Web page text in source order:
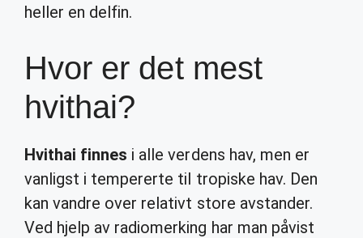
heller en delfin.
Hvor er det mest
hvithai?
Hvithai finnes i alle verdens hav, men er
vanligst i tempererte til tropiske hav. Den
kan vandre over relativt store avstander.
Ved hjelp av radiomerking har man påvist